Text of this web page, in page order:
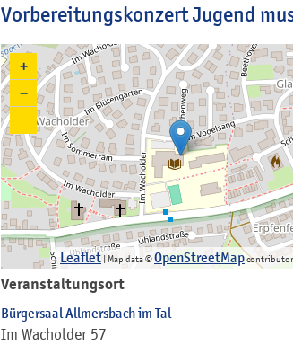
Vorbereitungskonzert Jugend
+
−
Leaflet | Map data ©OpenStreetMap
Veranstaltungsort
Bürgersaal Allmersbach im Tal
Im Wacholder 57